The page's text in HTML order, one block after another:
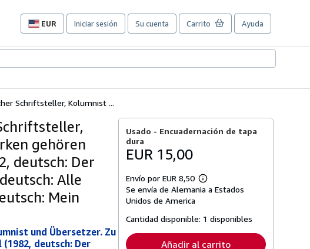
EUR
Preferencias
compra
sitio.
Iniciar sesión Su cuenta Carrito Ayuda
Schriftsteller, Kolumnist ...
gehören
deutsch: Der
Alle
Mein
und Übersetzer. Zu
deutsch: Der
Usado - Encuadernación de tapa
dura
EUR 15,00
Envío por EUR 8,50
Más
información
tarifas
envío
Se envía de Alemania a Estados
Unidos de America
Cantidad disponible: 1 disponibles
Añadir al carrito